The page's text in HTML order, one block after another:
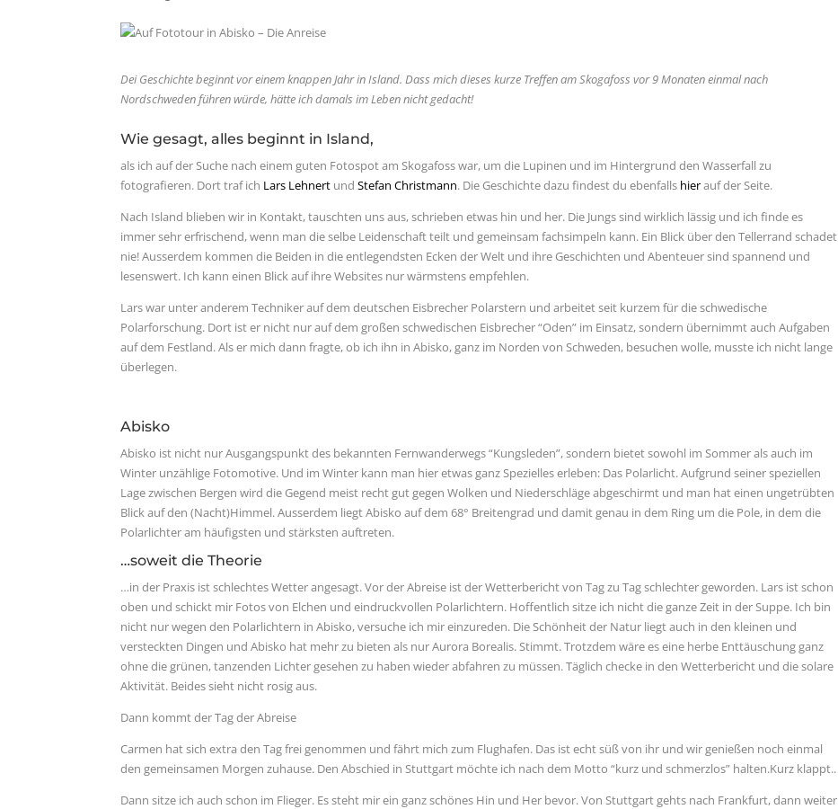
Dei Geschichte beginnt vor einem knappen Jahr in Island. Dass mich dieses kurze Treffen am Skogafoss vor 9 Monaten einmal nach
Nordschweden führen würde, hätte ich damals im Leben nicht gedacht!
Wie gesagt, alles beginnt in Island,
als ich auf der Suche nach einem guten Fotospot am Skogafoss war, um die Lupinen und im Hintergrund den Wasserfall zu
fotografieren. Dort traf ich Lars Lehnert undStefan Christmann. Die Geschichte dazu findest du ebenfalls hierauf der Seite.
Nach Island blieben wir in Kontakt, tauschten uns aus, schrieben etwas hin und her. Die Jungs sind wirklich lässig und ich finde es
immer sehr erfrischend, wenn man die selbe Leidenschaft teilt und gemeinsam fachsimpeln kann. Ein Blick über den Tellerrand schadet
nie! Ausserdem kommen die Beiden in die entlegendsten Ecken der Welt und ihre Geschichten und Abenteuer sind spannend und
lesenswert. Ich kann einen Blick auf ihre Websites nur wärmstens empfehlen.
Lars war unter anderem Techniker auf dem deutschen Eisbrecher Polarstern und arbeitet seit kurzem für die schwedische
Polarforschung. Dort ist er nicht nur auf dem großen schwedischen Eisbrecher “Oden” im Einsatz, sondern übernimmt auch Aufgaben
auf dem Festland. Als er mich dann fragte, ob ich ihn in Abisko, ganz im Norden von Schweden, besuchen wolle, musste ich nicht lange
überlegen.
Abisko
Abisko ist nicht nur Ausgangspunkt des bekannten Fernwanderwegs “Kungsleden”, sondern bietet sowohl im Sommer als auch im
Winter unzählige Fotomotive. Und im Winter kann man hier etwas ganz Spezielles erleben: Das Polarlicht. Aufgrund seiner speziellen
Lage zwischen Bergen wird die Gegend meist recht gut gegen Wolken und Niederschläge abgeschirmt und man hat einen ungetrübten
Blick auf den (Nacht)Himmel. Ausserdem liegt Abisko auf dem 68° Breitengrad und damit genau in dem Ring um die Pole, in dem die
Polarlichter am häufigsten und stärksten auftreten.
…soweit die Theorie
…in der Praxis ist schlechtes Wetter angesagt. Vor der Abreise ist der Wetterbericht von Tag zu Tag schlechter geworden. Lars ist schon
oben und schickt mir Fotos von Elchen und eindruckvollen Polarlichtern. Hoffentlich sitze ich nicht die ganze Zeit in der Suppe. Ich bin
nicht nur wegen den Polarlichtern in Abisko, versuche ich mir einzureden. Die Schönheit der Natur liegt auch in den kleinen und
versteckten Dingen und Abisko hat mehr zu bieten als nur Aurora Borealis. Stimmt. Trotzdem wäre es eine herbe Enttäuschung ganz
ohne die grünen, tanzenden Lichter gesehen zu haben wieder abfahren zu müssen. Täglich checke in den Wetterbericht und die solare
Aktivität. Beides sieht nicht rosig aus.
Dann kommt der Tag der Abreise
Carmen hat sich extra den Tag frei genommen und fährt mich zum Flughafen. Das ist echt süß von ihr und wir genießen noch einmal
den gemeinsamen Morgen zuhause. Den Abschied in Stuttgart möchte ich nach dem Motto “kurz und schmerzlos” halten.Kurz klappt..
Dann sitze ich auch schon im Flieger. Es steht mir ein ganz schönes Hin und Her bevor. Von Stuttgart gehts nach Frankfurt, dann weiter